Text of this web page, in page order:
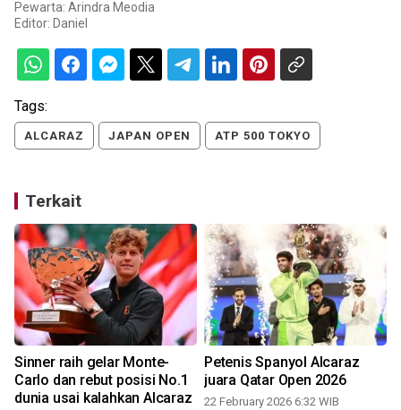
Pewarta: Arindra Meodia
Editor: Daniel
Tags:
ALCARAZ JAPAN OPEN ATP 500 TOKYO
Terkait
Sinner raih gelar Monte-
Carlo dan rebut posisi No.1
dunia usai kalahkan Alcaraz
Petenis Spanyol Alcaraz
juara Qatar Open 2026
22 February 2026 6:32 WIB